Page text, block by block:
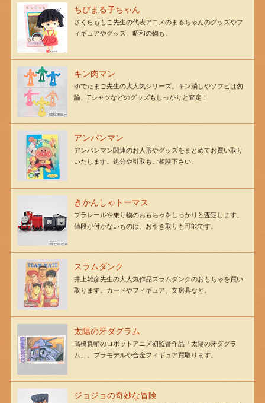
ちびまる子ちゃん
さくらももこ先生の代表アニメのまるちゃんのグッズやフ
ィギュアやグッズ。昭和の物も。
キン肉マン
ゆでたまご先生の大人気シリーズ。キン消しやソフビは勿
論、Tシャツなどのグッズもしっかりと査定！
アンパンマン
アンパンマン関連のお人形やグッズをまとめてお買い取り
いたします。処分や引取もご相談下さい。
きかんしゃトーマス
プラレールや乗り物のおもちゃをしっかりと査定します。
値段が付かないものは、お引き取りも可能です。
スラムダンク
井上雄彦先生の大人気作品スラムダンクのおもちゃを買い
取ります。カードやフィギュア、文房具など。
太陽の牙ダグラム
高橋良輔のロボットアニメ初監督作品「太陽の牙ダグラ
ム」。プラモデルや合金フィギュア買取ります。
ジョジョの奇妙な冒険